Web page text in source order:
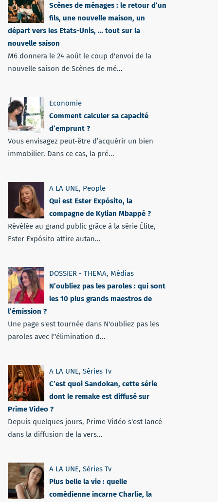
Scènes de ménages : le retour d’un
fils, une nouvelle maison, un
départ vers les Etats-Unis, … tout sur la
nouvelle saison
M6 donnera le 24 août le coup d'envoi de la
nouvelle saison de Scènes de mé...
Economie
Comment calculer sa capacité
d’emprunt ?
Vous envisagez peut-être d’acquérir un bien
immobilier. Dans ce cas, la pré...
A LA UNE, People
Qui est Ester Expósito, la
compagne de Kylian Mbappé ?
Révélée au grand public grâce à la série Élite,
Ester Expósito attire autan...
DOSSIER - THEMA, Médias
N’oubliez pas les paroles : qui sont
les 10 plus grands maestros de
l’émission ?
Une page s'est tournée dans N'oubliez pas les
paroles avec l''élimination d...
A LA UNE, Séries Tv
C’est quoi Sandokan, cette série
dont le remake est diffusé sur
Prime Video ?
Depuis quelques jours, Prime Vidéo s'est lancé
dans la diffusion de la vers...
A LA UNE, Séries Tv
Plus belle la vie : quelle
comédienne incarne Charlie, la